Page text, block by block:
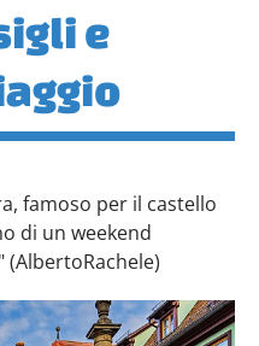
e
famoso per il castello
di un weekend